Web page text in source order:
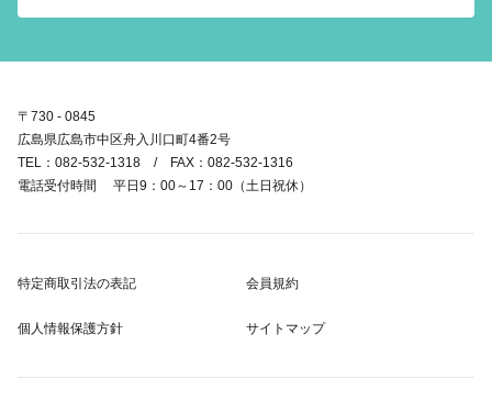
〒730 - 0845
広島県広島市中区舟入川口町4番2号
TEL：082-532-1318 / FAX：082-532-1316
電話受付時間 平日9：00～17：00（土日祝休）
特定商取引法の表記 会員規約
個人情報保護方針 サイトマップ